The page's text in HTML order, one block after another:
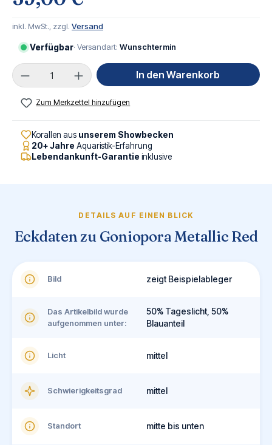
inkl. MwSt., zzgl. Versand
Verfügbar· Versandart: Wunschtermin
Produkt Anzahl: Gib den gewünschten Wert
In den Warenkorb
Zum Merkzettel hinzufügen
Korallen aus unserem Showbecken
20+ Jahre Aquaristik-Erfahrung
Lebendankunft-Garantie inklusive
DETAILS AUF EINEN BLICK
Eckdaten zu Goniopora Metallic Red
Bild zeigt Beispielableger
Das Artikelbild wurde
aufgenommen unter:
50% Tageslicht, 50%
Blauanteil
Licht mittel
Schwierigkeitsgrad mittel
Standort mitte bis unten